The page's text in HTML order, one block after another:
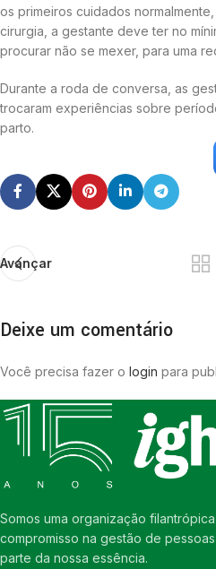
os primeiros cuidados
cirurgia, a gestante deve ter no
procurar não se mexer, para uma
Durante a roda de conversa, as
trocaram experiências sobre
parto.
Avançar
Deixe um comentário
Você precisa fazer o login para
Somos uma organização
compromisso na gestão de
parte da nossa essência.